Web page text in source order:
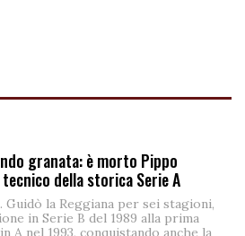
granata: è morto Pippo
della storica Serie A
Guidò la Reggiana per sei stagioni,
in Serie B del 1989 alla prima
A nel 1993, conquistando anche la